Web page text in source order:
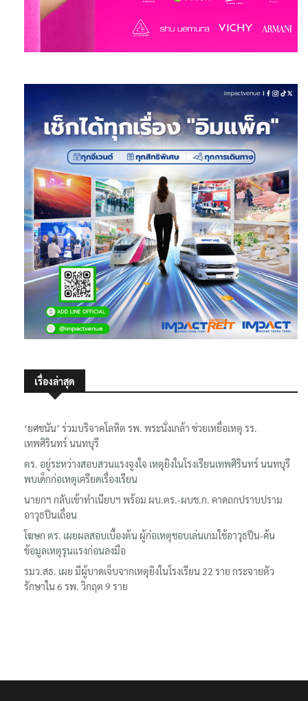
เรื่องล่าสุด
‘ยศชนัน’ ร่วมบริจาคโลหิต รพ. พระนั่งเกล้า ช่วยเหยื่อเหตุ รร.
เทพศิรินทร์ นนทบุรี
ตร. อยู่ระหว่างสอบสวนแรงจูงใจ เหตุยิงในโรงเรียนเทพศิรินทร์ นนทบุรี
พบเด็กก่อเหตุเครียดเรื่องเรียน
นายกฯ กลับเข้าทำเนียบฯ พร้อม ผบ.ตร.-ผบช.ก. คาดถกปราบปราม
อาวุธปืนเถื่อน
โฆษก ตร. เผยผลสอบเบื้องต้น ผู้ก่อเหตุชอบเล่นเกมใช้อาวุธปืน-ค้น
ข้อมูลเหตุรุนแรงก่อนลงมือ
รมว.สธ. เผย มีผู้บาดเจ็บจากเหตุยิงในโรงเรียน 22 ราย กระจายตัว
รักษาใน 6 รพ. วิกฤต 9 ราย